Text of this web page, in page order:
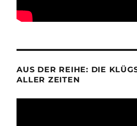
AUS DER REIHE: DIE
ALLER ZEITEN